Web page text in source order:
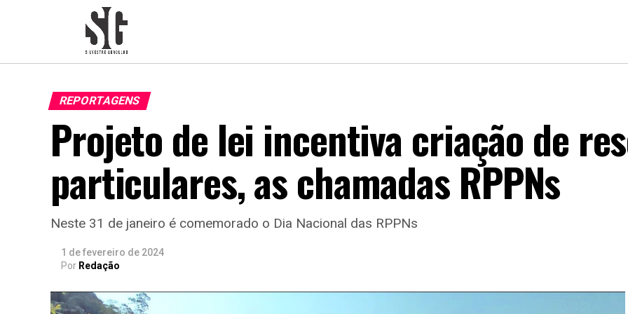
REPORTAGENS
Projeto de lei incentiva criação de
particulares, as chamadas RPPNs
Neste 31 de janeiro é comemorado o Dia Nacional das RPPNs
1 de fevereiro de 2024
Por Redação